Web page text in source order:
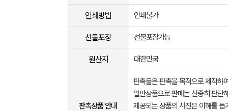
인쇄방법 인쇄불가
선물포장 선물포장가능
원산지 대한민국
판촉상품 안내
판촉물은 판촉을 목적으로 제작하
일반상품으로 판매는 신중히 판단
제공되는 상품의 사진은 이해를